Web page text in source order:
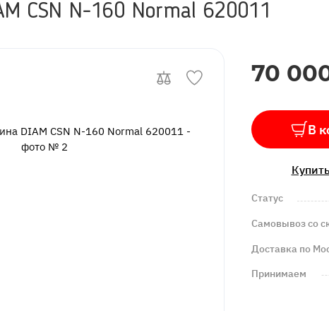
CSN N-160 Normal 620011
70
В
Статус
Самовывоз со
Доставка по
Принимаем